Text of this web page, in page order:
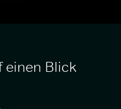
einen Blick